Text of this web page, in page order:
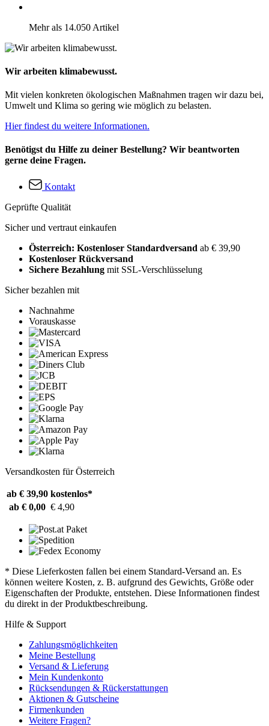
Mehr als 14.050 Artikel
Wir arbeiten klimabewusst.
Mit vielen konkreten ökologischen Maßnahmen tragen wir dazu bei,
Umwelt und Klima so gering wie möglich zu belasten.
Hier findest du weitere Informationen.
Benötigst du Hilfe zu deiner Bestellung? Wir beantworten
gerne deine Fragen.
Kontakt
Geprüfte Qualität
Sicher und vertraut einkaufen
Österreich: Kostenloser Standardversand ab € 39,90
Kostenloser Rückversand
Sichere Bezahlung mit SSL-Verschlüsselung
Sicher bezahlen mit
Nachnahme
Vorauskasse
Versandkosten für Österreich
ab € 39,90 kostenlos*
ab € 0,00 € 4,90
* Diese Lieferkosten fallen bei einem Standard-Versand an. Es
können weitere Kosten, z. B. aufgrund des Gewichts, Größe oder
Eigenschaften der Produkte, entstehen. Diese Informationen findest
du direkt in der Produktbeschreibung.
Hilfe & Support
Zahlungsmöglichkeiten
Meine Bestellung
Versand & Lieferung
Mein Kundenkonto
Rücksendungen & Rückerstattungen
Aktionen & Gutscheine
Firmenkunden
Weitere Fragen?